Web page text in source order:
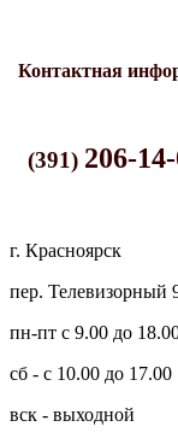
Контактная
(391) 206-
г. Красноярск
пер. Телевизорный
пн-пт с 9.00 до
сб - с 10.00 до 17.00
вск - выходной